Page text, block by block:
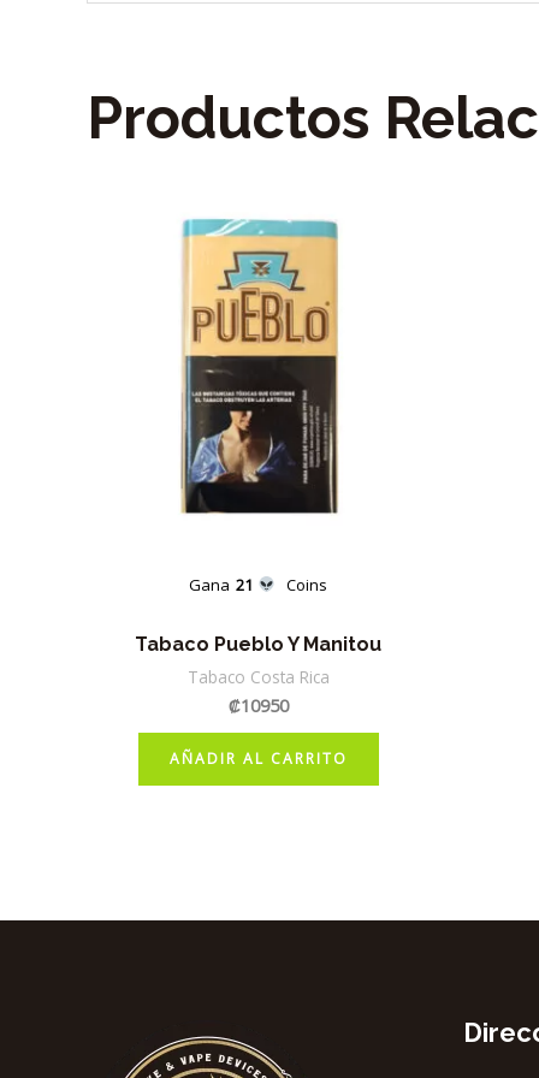
Productos
Gana 21 Coins
Tabaco Pueblo Y Manitou
Tabaco Costa Rica
₡10950
AÑADIR AL CARRITO